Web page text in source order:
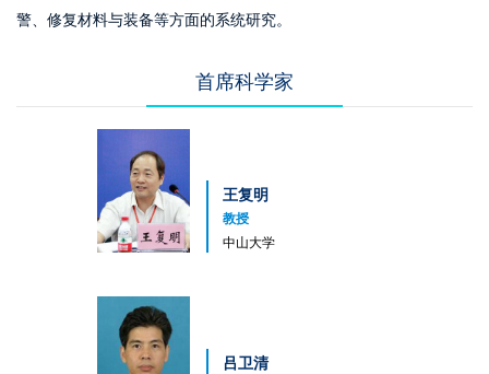
警、修复材料与装备等方面的系统研究。
首席科学家
王复明
教授
中山大学
吕卫清